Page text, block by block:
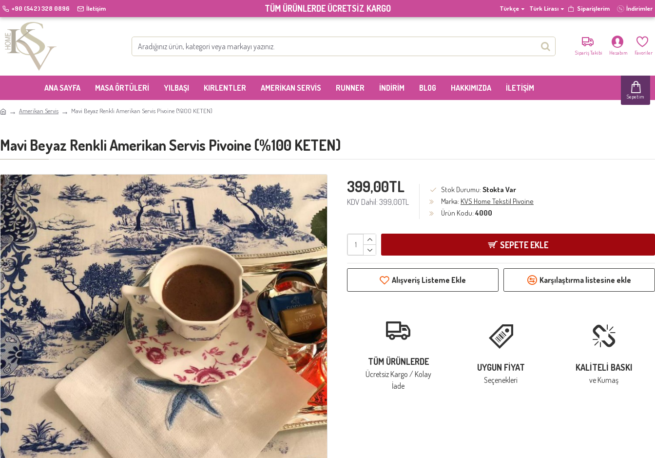
+90 (542) 328 0896 İletişim TÜM ÜRÜNLERDE ÜCRETSİZ KARGO Türkçe Türk Lirası Siparişlerim İndirimler
Sipariş Takibi Hesabım Favoriler
ANA SAYFA MASA ÖRTÜLERI YILBAŞI KIRLENTLER AMERİKAN SERVİS RUNNER İNDİRİM BLOG HAKKIMIZDA İLETIŞIM
Sepetim
Amerikan Servis Mavi Beyaz Renkli Amerikan Servis Pivoine (%100 KETEN)
Mavi Beyaz Renkli Amerikan Servis Pivoine (%100 KETEN)
399,00TL
KDV Dahil: 399,00TL
Stok Durumu: Stokta Var
Marka: KVS Home Tekstil Pivoine
Ürün Kodu: 4000
SEPETE EKLE
Alışveriş Listeme Ekle Karşılaştırma listesine ekle
TÜM ÜRÜNLERDE
Ücretsiz Kargo / Kolay
İade
UYGUN FIYAT
Seçenekleri
KALITELI BASKI
ve Kumaş